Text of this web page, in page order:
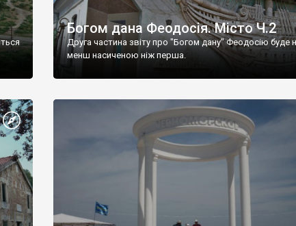
Богом дана Феодосія. Місто Ч.2
Друга частина звіту про "Богом дану" Феодосію буде
менш насиченою ніж перша.